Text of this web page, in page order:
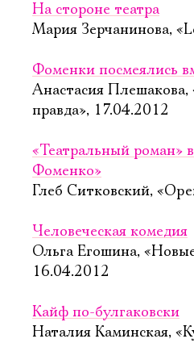
На стороне театра
Мария Зерчанинова,
Фоменки посмеялись
Анастасия Плешакова,
правда», 17.04.2012
«Театральный роман»
Фоменко»
Глеб Ситковский,
Человеческая комедия
Ольга Егошина,
16.04.2012
Кайф по-булгаковски
Наталия Каминская,